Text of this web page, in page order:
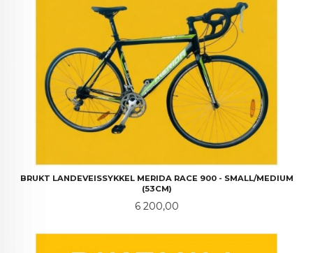
BRUKT LANDEVEISSYKKEL MERIDA RACE 900 - SMALL/MEDIUM
(53CM)
Pris
6 200,00